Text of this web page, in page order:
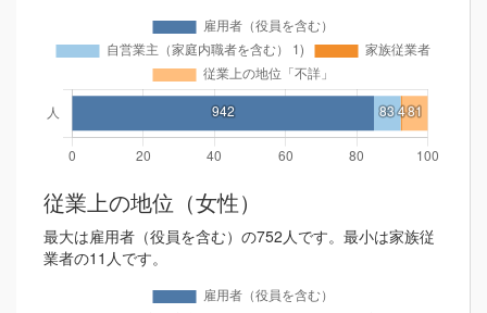
従業上の地位（女性）
最大は雇用者（役員を含む）の752人です。最小は家族従
業者の11人です。